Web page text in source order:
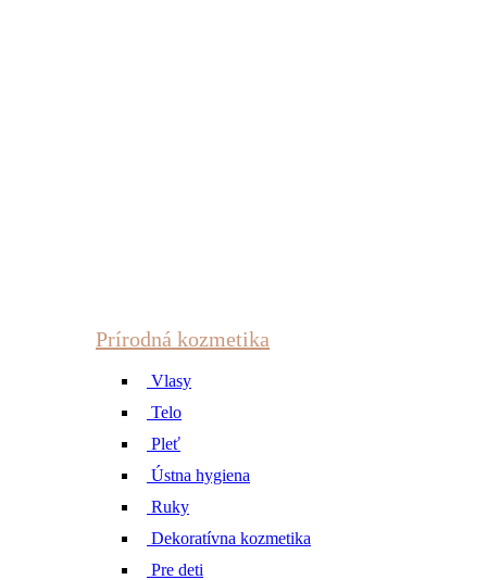
Prírodná kozmetika
Vlasy
Telo
Pleť
Ústna hygiena
Ruky
Dekoratívna kozmetika
Pre deti